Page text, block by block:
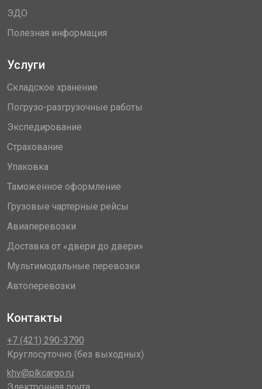
ЭДО
Полезная информация
Услуги
Складское хранение
Погрузо-разгрузочные работы
Экспедирование
Страхование
Упаковка
Таможенное оформление
Грузовые чартерные рейсы
Авиаперевозки
Доставка от «двери до двери»
Мультимодальные перевозки
Автоперевозки
Контакты
+7 (421) 290-3790
Круглосуточно (без выходных)
khv@plkcargo.ru